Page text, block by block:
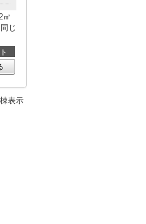
㎡
じ
棟表示